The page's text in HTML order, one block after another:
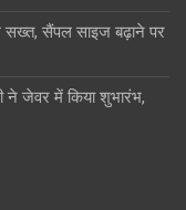
सख्त, सैंपल साइज बढ़ाने पर
ने जेवर में किया शुभारंभ,